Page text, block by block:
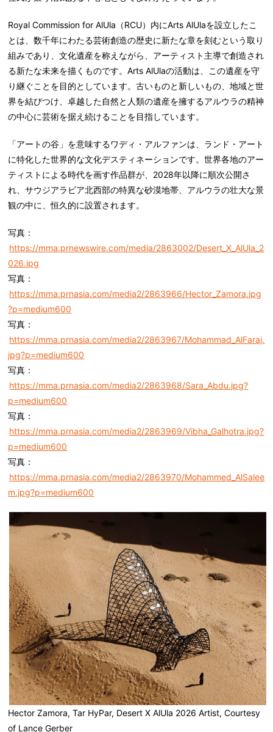
Royal Commission for AlUla（RCU）内にArts AlUlaを設立したこ
とは、数千年にわたる芸術創造の歴史に新たな章を刻むという取り
組みであり、文化遺産を称えながら、アーティスト主導で創造され
る新たな未来を描くものです。Arts AlUlaの活動は、この遺産を守
り継ぐことを目的としています。古いものと新しいもの、地域と世
界を結びつけ、卓越した自然と人類の遺産を擁するアルウラの精神
の中心に芸術を据え続けることを目指しています。
「アートの谷」を意味するワディ・アルファンは、ランド・アート
に特化した世界的な文化デスティネーションです。世界各地のアー
ティストによる時代を画す作品群が、2028年以降に順次公開さ
れ、サウジアラビア北西部の特異な砂漠地帯、アルウラの壮大な景
観の中に、恒久的に設置されます。
写真：
https://mma.prnewswire.com/media/2863002/Desert_X_AlUla_2
026.jpg
写真：
https://mma.prnasia.com/media2/2863966/Hector_Zamora.jpg
?p=medium600
写真：
https://mma.prnasia.com/media2/2863967/Mohammad_AlFaraj.
jpg?p=medium600
写真：
https://mma.prnasia.com/media2/2863968/Sara_Abdu.jpg?
p=medium600
写真：
https://mma.prnasia.com/media2/2863969/Vibha_Galhotra.jpg?
p=medium600
写真：
https://mma.prnasia.com/media2/2863970/Mohammed_AlSalee
m.jpg?p=medium600
Hector Zamora, Tar HyPar, Desert X AlUla 2026 Artist, Courtesy
of Lance Gerber